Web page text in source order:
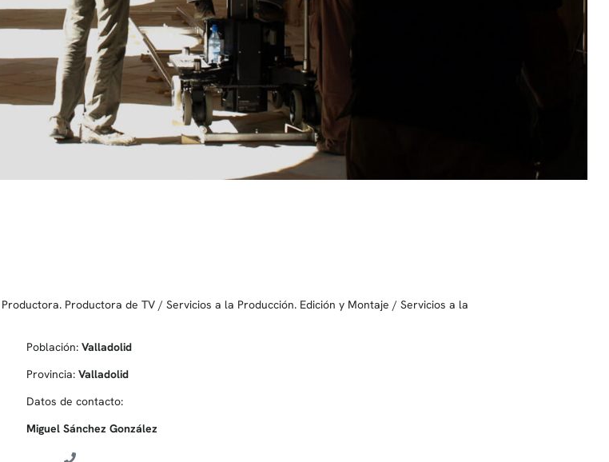
Productora. Productora de TV / Servicios a la Producción. Edición y Montaje / Servicios a la
Población: Valladolid
Provincia: Valladolid
Datos de contacto:
Miguel Sánchez González